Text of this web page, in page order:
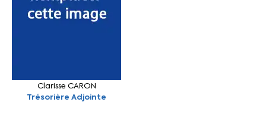
Clarisse CARON
Trésorière Adjointe